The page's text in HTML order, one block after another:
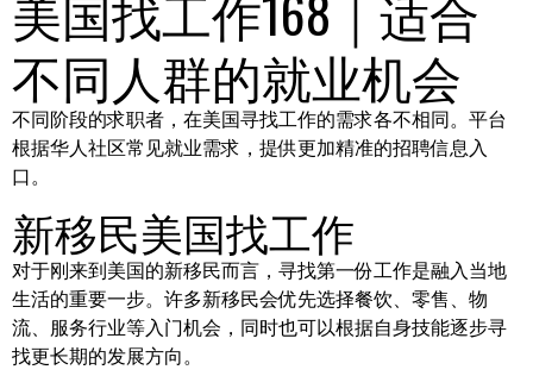
不同人群的就业机会
不同阶段的求职者，在美国寻找工作的需求各不相同。平台
根据华人社区常见就业需求，提供更加精准的招聘信息入
口。
新移民美国找工作
对于刚来到美国的新移民而言，寻找第一份工作是融入当地
生活的重要一步。许多新移民会优先选择餐饮、零售、物
流、服务行业等入门机会，同时也可以根据自身技能逐步寻
找更长期的发展方向。